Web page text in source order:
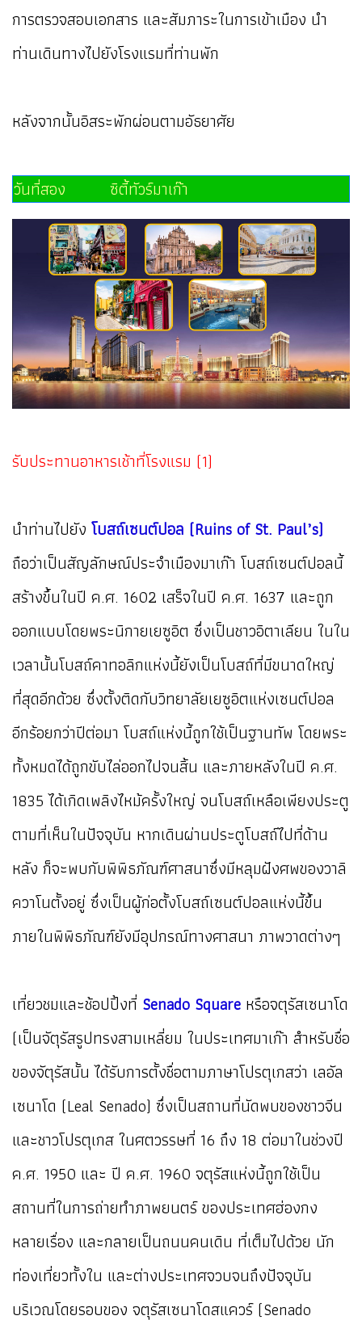
การตรวจสอบเอกสาร และสัมภาระในการเข้าเมือง นำ
ท่านเดินทางไปยังโรงแรมที่ท่านพัก
หลังจากนั้นอิสระพักผ่อนตามอัธยาศัย
วันที่สอง ซิตี้ทัวร์มาเก๊า
รับประทานอาหารเช้าที่โรงแรม (1)
นำท่านไปยัง โบสถ์เซนต์ปอล (Ruins of St. Paul’s)
ถือว่าเป็นสัญลักษณ์ประจำเมืองมาเก๊า โบสถ์เซนต์ปอลนี้
สร้างขึ้นในปี ค.ศ. 1602 เสร็จในปี ค.ศ. 1637 และถูก
ออกแบบโดยพระนิกายเยซูอิต ซึ่งเป็นชาวอิตาเลียน ในใน
เวลานั้นโบสถ์คาทอลิกแห่งนี้ยังเป็นโบสถ์ที่มีขนาดใหญ่
ที่สุดอีกด้วย ซึ่งตั้งติดกับวิทยาลัยเยซูอิตแห่งเซนต์ปอล
อีกร้อยกว่าปีต่อมา โบสถ์แห่งนี้ถูกใช้เป็นฐานทัพ โดยพระ
ทั้งหมดได้ถูกขับไล่ออกไปจนสิ้น และภายหลังในปี ค.ศ.
1835 ได้เกิดเพลิงไหม้ครั้งใหญ่ จนโบสถ์เหลือเพียงประตู
ตามที่เห็นในปัจจุบัน หากเดินผ่านประตูโบสถ์ไปที่ด้าน
หลัง ก็จะพบกับพิพิธภัณฑ์ศาสนาซึ่งมีหลุมฝังศพของวาลิ
ควาโนตั้งอยู่ ซึ่งเป็นผู้ก่อตั้งโบสถ์เซนต์ปอลแห่งนี้ขึ้น
ภายในพิพิธภัณฑ์ยังมีอุปกรณ์ทางศาสนา ภาพวาดต่างๆ
เที่ยวชมและช้อปปิ้งที่ Senado Square หรือจตุรัสเซนาโด
(เป็นจัตุรัสรูปทรงสามเหลี่ยม ในประเทศมาเก๊า สำหรับชื่อ
ของจัตุรัสนั้น ได้รับการตั้งชื่อตามภาษาโปรตุเกสว่า เลอัล
เซนาโด (Leal Senado) ซึ่งเป็นสถานที่นัดพบของชาวจีน
และชาวโปรตุเกส ในศตวรรษที่ 16 ถึง 18 ต่อมาในช่วงปี
ค.ศ. 1950 และ ปี ค.ศ. 1960 จตุรัสแห่งนี้ถูกใช้เป็น
สถานที่ในการถ่ายทำภาพยนตร์ ของประเทศฮ่องกง
หลายเรื่อง และกลายเป็นถนนคนเดิน ที่เต็มไปด้วย นัก
ท่องเที่ยวทั้งใน และต่างประเทศจวบจนถึงปัจจุบัน
บริเวณโดยรอบของ จตุรัสเซนาโดสแควร์ (Senado